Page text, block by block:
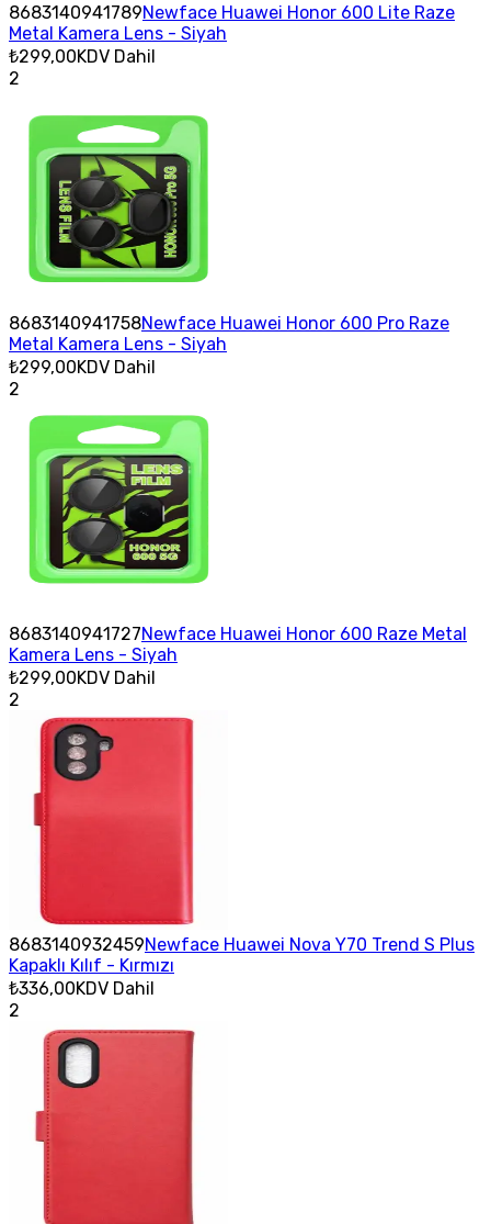
8683140941789Newface Huawei Honor 600 Lite Raze
Metal Kamera Lens - Siyah
₺299,00KDV Dahil
2
8683140941758Newface Huawei Honor 600 Pro Raze
Metal Kamera Lens - Siyah
₺299,00KDV Dahil
2
8683140941727Newface Huawei Honor 600 Raze Metal
Kamera Lens - Siyah
₺299,00KDV Dahil
2
8683140932459Newface Huawei Nova Y70 Trend S Plus
Kapaklı Kılıf - Kırmızı
₺336,00KDV Dahil
2